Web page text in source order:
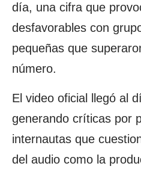
día, una cifra que
desfavorables con
pequeñas que
número.
El video oficial llegó al
generando críticas por
internautas que
del audio como la